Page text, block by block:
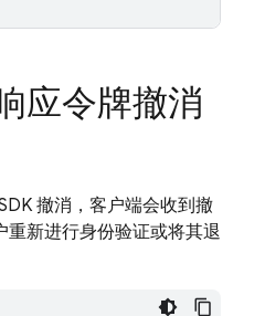
应令牌撤消
撤消，客户端会收到撤
重新进行身份验证或将其退